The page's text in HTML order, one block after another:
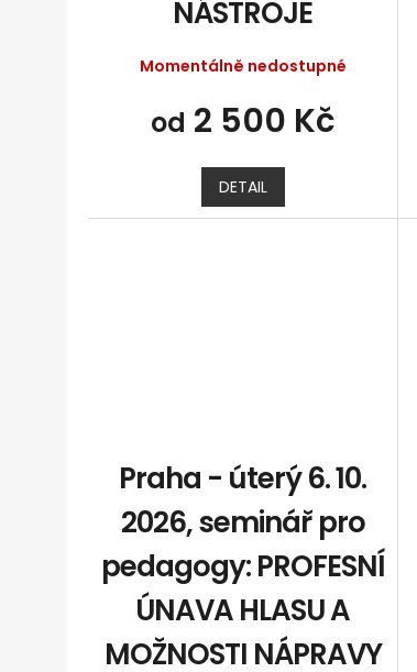
NÁSTROJE
Momentálně nedostupné
od 2 500 Kč
DETAIL
Praha - úterý 6. 10.
2026, seminář pro
pedagogy: PROFESNÍ
ÚNAVA HLASU A
MOŽNOSTI NÁPRAVY